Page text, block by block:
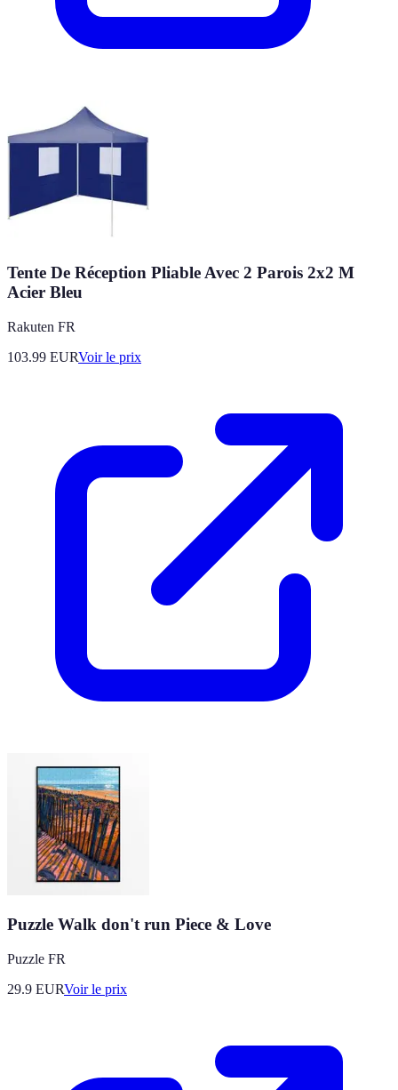
Tente De Réception Pliable Avec 2 Parois 2x2 M
Acier Bleu
Rakuten FR
103.99 EURVoir le prix
Puzzle Walk don't run Piece & Love
Puzzle FR
29.9 EURVoir le prix